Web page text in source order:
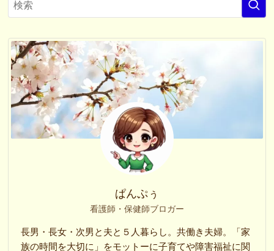
ぱんぷぅ
看護師・保健師ブロガー
長男・長女・次男と夫と５人暮らし。共働き夫婦。「家
族の時間を大切に」をモットーに子育てや障害福祉に関